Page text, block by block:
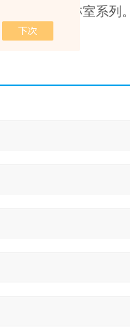
悉并了解风淋室系列